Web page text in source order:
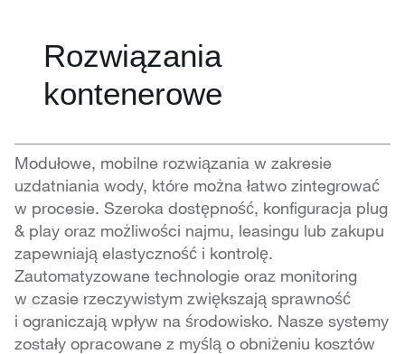
Rozwiązania
kontenerowe
Modułowe, mobilne rozwiązania w zakresie
uzdatniania wody, które można łatwo zintegrować
w procesie. Szeroka dostępność, konfiguracja plug
& play oraz możliwości najmu, leasingu lub zakupu
zapewniają elastyczność i kontrolę.
Zautomatyzowane technologie oraz monitoring
w czasie rzeczywistym zwiększają sprawność
i ograniczają wpływ na środowisko. Nasze systemy
zostały opracowane z myślą o obniżeniu kosztów